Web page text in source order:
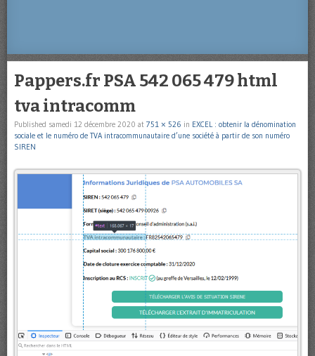
Pappers.fr PSA 542 065 479 html
tva intracomm
Published samedi 12 décembre 2020 at 751 × 526 in EXCEL : obtenir la dénomination
sociale et le numéro de TVA intracommunautaire d’une société à partir de son numéro
SIREN